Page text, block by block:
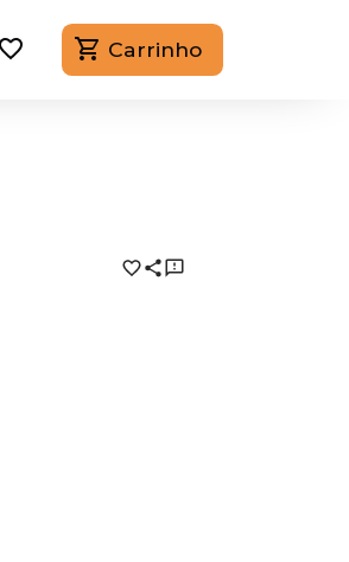
Carrinho